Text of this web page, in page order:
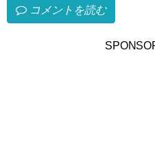
コメントを読む